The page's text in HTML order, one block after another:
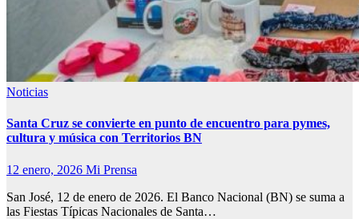
Noticias
Santa Cruz se convierte en punto de encuentro para pymes,
cultura y música con Territorios BN
12 enero, 2026 Mi Prensa
San José, 12 de enero de 2026. El Banco Nacional (BN) se suma a
las Fiestas Típicas Nacionales de Santa…